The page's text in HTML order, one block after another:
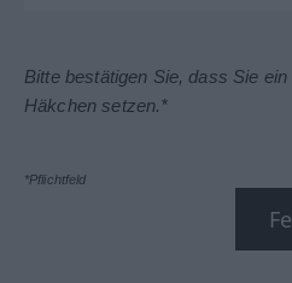
Bitte bestätigen Sie, dass Sie
Häkchen setzen.*
*Pflichtfeld